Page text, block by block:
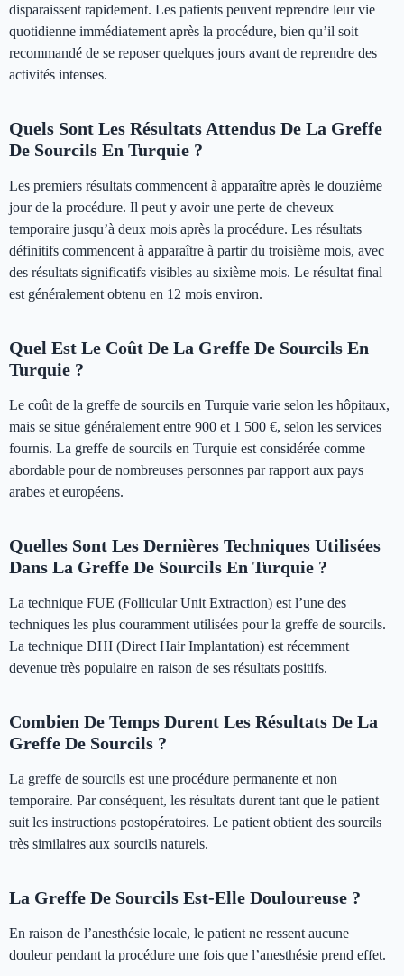
disparaissent rapidement. Les patients peuvent reprendre leur vie
quotidienne immédiatement après la procédure, bien qu’il soit
recommandé de se reposer quelques jours avant de reprendre des
activités intenses.
Quels Sont Les Résultats Attendus De La Greffe
De Sourcils En Turquie ?
Les premiers résultats commencent à apparaître après le douzième
jour de la procédure. Il peut y avoir une perte de cheveux
temporaire jusqu’à deux mois après la procédure. Les résultats
définitifs commencent à apparaître à partir du troisième mois, avec
des résultats significatifs visibles au sixième mois. Le résultat final
est généralement obtenu en 12 mois environ.
Quel Est Le Coût De La Greffe De Sourcils En
Turquie ?
Le coût de la greffe de sourcils en Turquie varie selon les hôpitaux,
mais se situe généralement entre 900 et 1 500 €, selon les services
fournis. La greffe de sourcils en Turquie est considérée comme
abordable pour de nombreuses personnes par rapport aux pays
arabes et européens.
Quelles Sont Les Dernières Techniques Utilisées
Dans La Greffe De Sourcils En Turquie ?
La technique FUE (Follicular Unit Extraction) est l’une des
techniques les plus couramment utilisées pour la greffe de sourcils.
La technique DHI (Direct Hair Implantation) est récemment
devenue très populaire en raison de ses résultats positifs.
Combien De Temps Durent Les Résultats De La
Greffe De Sourcils ?
La greffe de sourcils est une procédure permanente et non
temporaire. Par conséquent, les résultats durent tant que le patient
suit les instructions postopératoires. Le patient obtient des sourcils
très similaires aux sourcils naturels.
La Greffe De Sourcils Est-Elle Douloureuse ?
En raison de l’anesthésie locale, le patient ne ressent aucune
douleur pendant la procédure une fois que l’anesthésie prend effet.